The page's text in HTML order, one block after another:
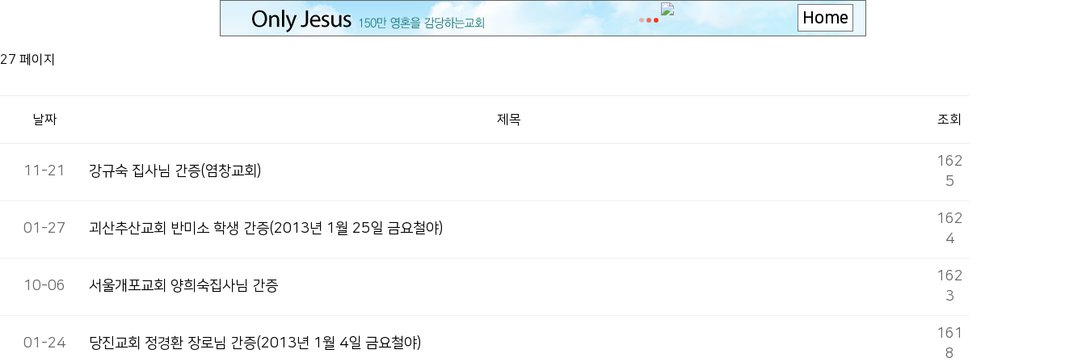
Home
27 페이지
날짜 제목 조회
11-21 강규숙 집사님 간증(염창교회)
162
5
01-27 괴산추산교회 반미소 학생 간증(2013년 1월 25일 금요철야)
162
4
10-06 서울개포교회 양희숙집사님 간증
162
3
01-24 당진교회 정경환 장로님 간증(2013년 1월 4일 금요철야)
161
8